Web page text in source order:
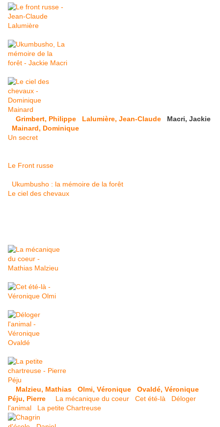
Grimbert, Philippe Lalumière, Jean-Claude
Macri, Jackie
Mainard, Dominique
Un secret
Le Front russe
Ukumbusho : la mémoire de la forêt
Le ciel des chevaux
Malzieu, Mathias Olmi, Véronique
Ovaldé, Véronique
Péju, Pierre
La mécanique du coeur Cet été-là
Déloger
l'animal
La petite Chartreuse